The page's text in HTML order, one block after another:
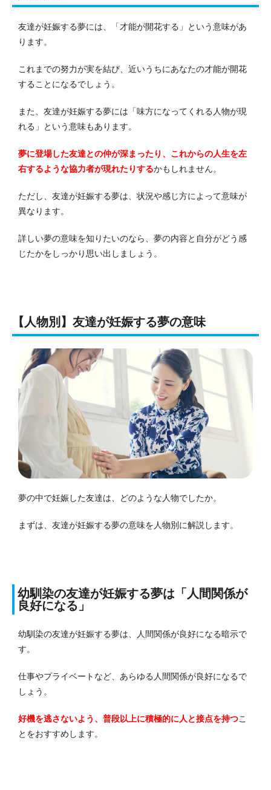
友達が妊娠する夢には、「才能が開花する」という意味があ
ります。
これまでの努力が実を結び、近いうちにあなたの才能が開花
することになるでしょう。
また、友達が妊娠する夢には「味方になってくれる人物が現
れる」という意味もあります。
夢に登場した友達との仲が深まったり、これからの人生を左
右するような協力者が現れたりするかもしれません。
ただし、友達が妊娠する夢は、状況や感じ方によって意味が
異なります。
詳しい夢の意味を知りたいのなら、夢の内容と自分がどう感
じたかをしっかり思い出しましょう。
【人物別】友達が妊娠する夢の意味
夢の中で妊娠した友達は、どのような人物でしたか。
まずは、友達が妊娠する夢の意味を人物別に解説します。
幼馴染の友達が妊娠する夢は「人間関係が
良好になる」
幼馴染の友達が妊娠する夢は、人間関係が良好になる暗示で
す。
仕事やプライベートなど、あらゆる人間関係が良好になるで
しょう。
好機を逃さないよう、普段以上に積極的に人と接点を持つこ
とをおすすめします。